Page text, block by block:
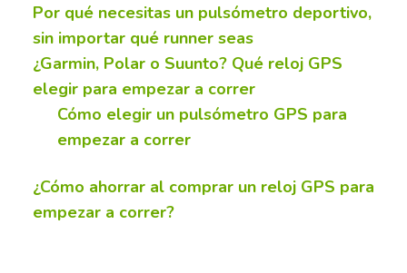
Por qué necesitas un pulsómetro deportivo,
sin importar qué runner seas
¿Garmin, Polar o Suunto? Qué reloj GPS
elegir para empezar a correr
Cómo elegir un pulsómetro GPS para
empezar a correr
¿Cómo ahorrar al comprar un reloj GPS para
empezar a correr?